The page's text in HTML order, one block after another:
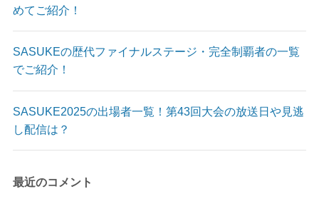
めてご紹介！
SASUKEの歴代ファイナルステージ・完全制覇者の一覧
でご紹介！
SASUKE2025の出場者一覧！第43回大会の放送日や見逃
し配信は？
最近のコメント